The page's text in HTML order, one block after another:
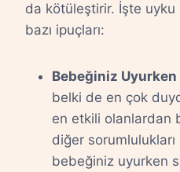
da kötüleştirir. İşte uyku
bazı ipuçları:
Bebeğiniz
belki de en çok
en etkili olanlardan
diğer sorumlulukları
bebeğiniz uyurken